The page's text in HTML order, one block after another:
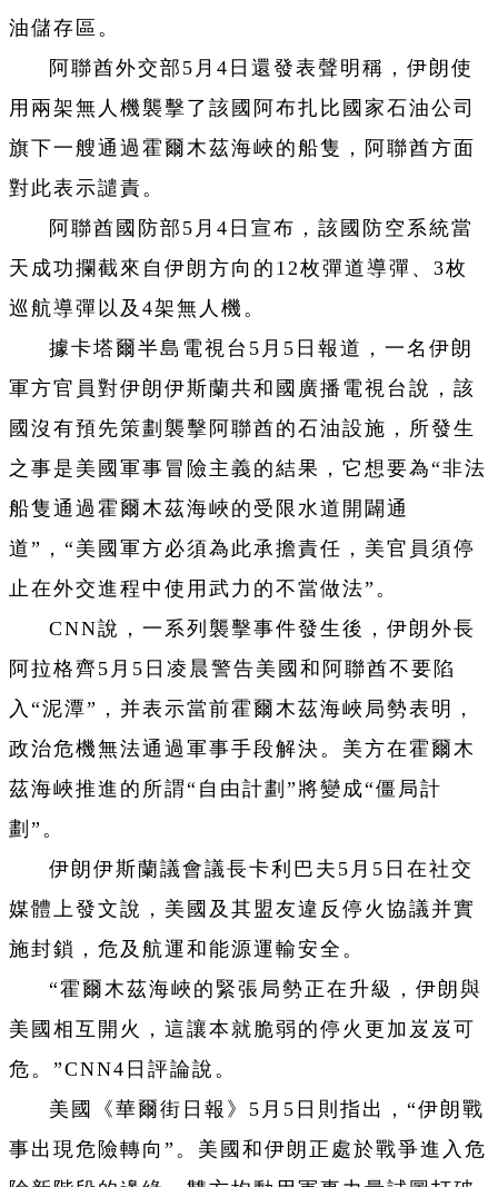
油儲存區。
阿聯酋外交部5月4日還發表聲明稱，伊朗使
用兩架無人機襲擊了該國阿布扎比國家石油公司
旗下一艘通過霍爾木茲海峽的船隻，阿聯酋方面
對此表示譴責。
阿聯酋國防部5月4日宣布，該國防空系統當
天成功攔截來自伊朗方向的12枚彈道導彈、3枚
巡航導彈以及4架無人機。
據卡塔爾半島電視台5月5日報道，一名伊朗
軍方官員對伊朗伊斯蘭共和國廣播電視台說，該
國沒有預先策劃襲擊阿聯酋的石油設施，所發生
之事是美國軍事冒險主義的結果，它想要為“非法
船隻通過霍爾木茲海峽的受限水道開闢通
道”，“美國軍方必須為此承擔責任，美官員須停
止在外交進程中使用武力的不當做法”。
CNN說，一系列襲擊事件發生後，伊朗外長
阿拉格齊5月5日凌晨警告美國和阿聯酋不要陷
入“泥潭”，并表示當前霍爾木茲海峽局勢表明，
政治危機無法通過軍事手段解決。美方在霍爾木
茲海峽推進的所謂“自由計劃”將變成“僵局計
劃”。
伊朗伊斯蘭議會議長卡利巴夫5月5日在社交
媒體上發文說，美國及其盟友違反停火協議并實
施封鎖，危及航運和能源運輸安全。
“霍爾木茲海峽的緊張局勢正在升級，伊朗與
美國相互開火，這讓本就脆弱的停火更加岌岌可
危。”CNN4日評論說。
美國《華爾街日報》5月5日則指出，“伊朗戰
事出現危險轉向”。美國和伊朗正處於戰爭進入危